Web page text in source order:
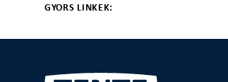
GYORS LINKEK: